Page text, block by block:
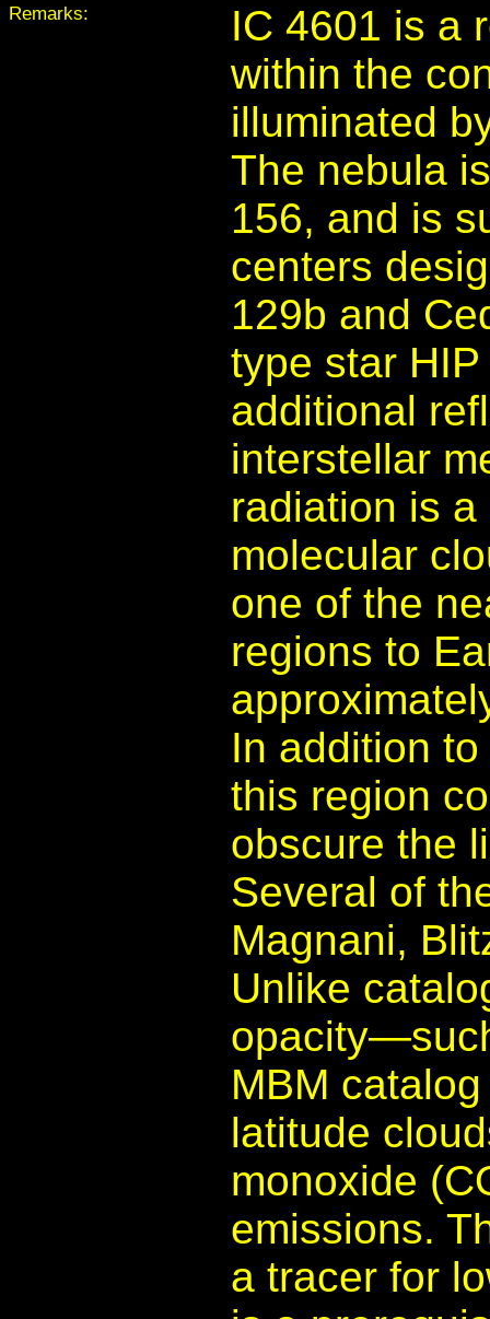
Remarks:
IC 4601 is a
within the
illuminated
The nebula
156, and is
centers
129b and
type star
additional
interstellar
radiation is
molecular
one of the
regions to
In addition
this region
obscure the
Several of
Magnani,
Unlike
MBM
latitude
monoxide
emissions.
a tracer for